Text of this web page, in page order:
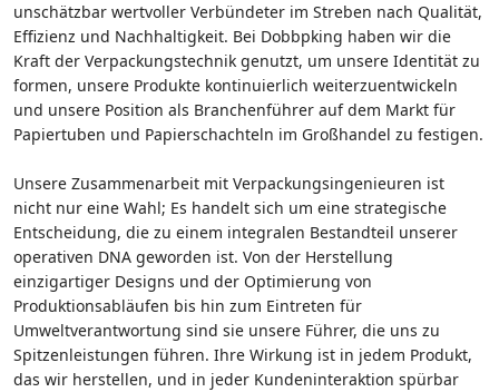
unschätzbar wertvoller Verbündeter im Streben nach Qualität,
Effizienz und Nachhaltigkeit. Bei Dobbpking haben wir die
Kraft der Verpackungstechnik genutzt, um unsere Identität zu
formen, unsere Produkte kontinuierlich weiterzuentwickeln
und unsere Position als Branchenführer auf dem Markt für
Papiertuben und Papierschachteln im Großhandel zu festigen.
Unsere Zusammenarbeit mit Verpackungsingenieuren ist
nicht nur eine Wahl; Es handelt sich um eine strategische
Entscheidung, die zu einem integralen Bestandteil unserer
operativen DNA geworden ist. Von der Herstellung
einzigartiger Designs und der Optimierung von
Produktionsabläufen bis hin zum Eintreten für
Umweltverantwortung sind sie unsere Führer, die uns zu
Spitzenleistungen führen. Ihre Wirkung ist in jedem Produkt,
das wir herstellen, und in jeder Kundeninteraktion spürbar